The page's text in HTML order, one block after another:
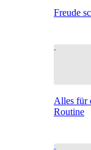
Freude
Alles für
Routine